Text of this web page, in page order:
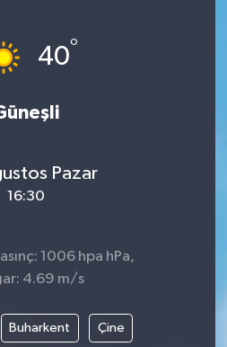
40°
Pazar
16:30
1006 hpa hPa,
4.69 m/s
Buharkent Çine